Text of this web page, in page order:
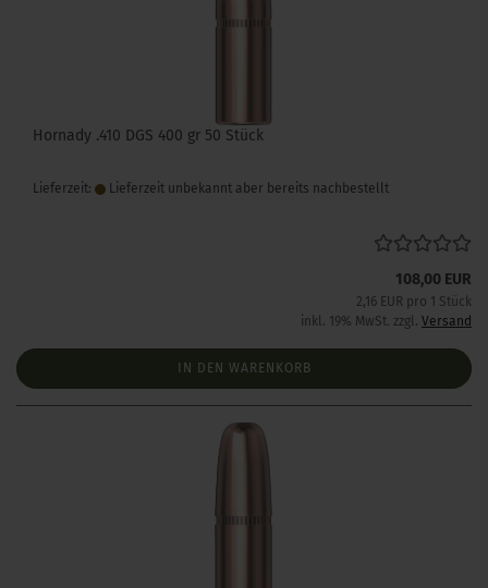
Hornady .410 DGS 400 gr 50 Stück
Lieferzeit: Lieferzeit unbekannt aber bereits nachbestellt
108,00 EUR
2,16 EUR pro 1 Stück
inkl. 19% MwSt. zzgl. Versand
IN DEN WARENKORB